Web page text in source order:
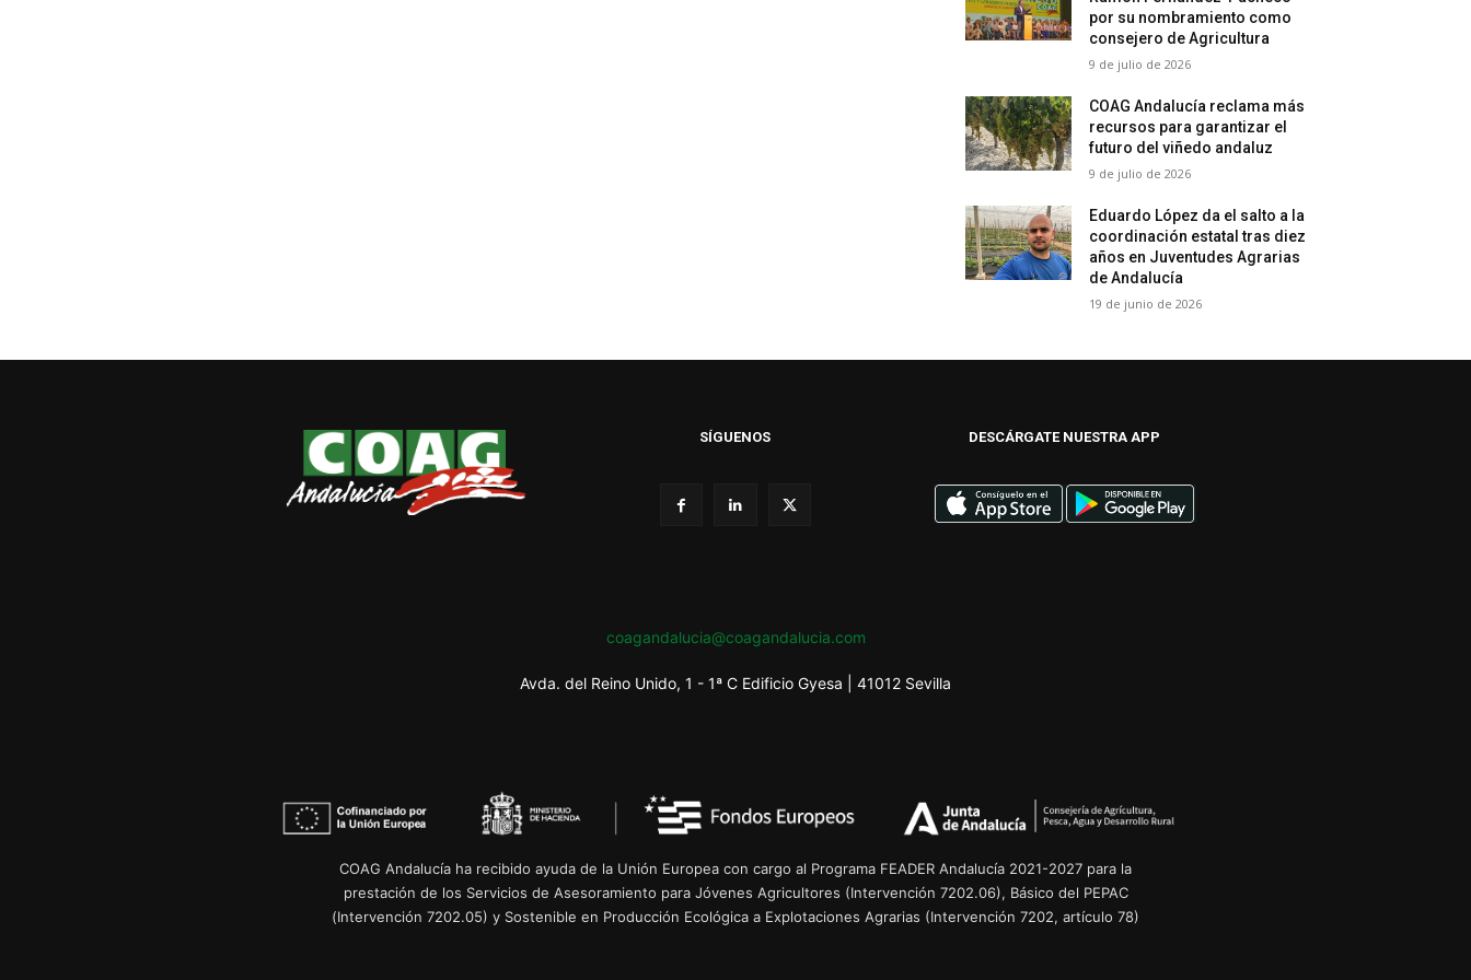
por su nombramiento como
consejero de Agricultura
9 de julio de 2026
COAG Andalucía reclama más
recursos para garantizar el
futuro del viñedo andaluz
9 de julio de 2026
Eduardo López da el salto a la
coordinación estatal tras diez
años en Juventudes Agrarias
de Andalucía
19 de junio de 2026
SÍGUENOS DESCÁRGATE NUESTRA APP
coagandalucia@coagandalucia.com
Avda. del Reino Unido, 1 - 1ª C Edificio Gyesa | 41012 Sevilla
COAG Andalucía ha recibido ayuda de la Unión Europea con cargo al Programa FEADER Andalucía 2021-2027 para la
prestación de los Servicios de Asesoramiento para Jóvenes Agricultores (Intervención 7202.06), Básico del PEPAC
(Intervención 7202.05) y Sostenible en Producción Ecológica a Explotaciones Agrarias (Intervención 7202, artículo 78)